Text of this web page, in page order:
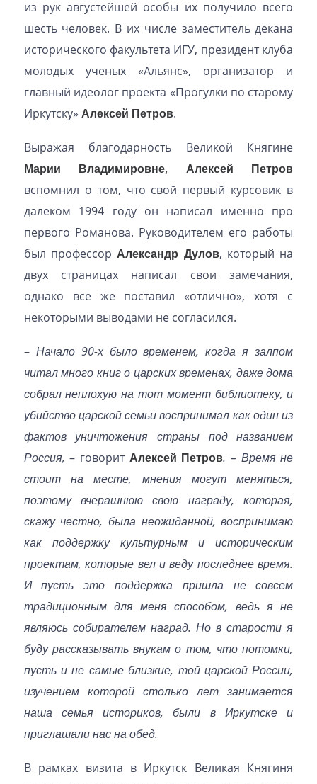
из рук августейшей особы их получило всего
шесть человек. В их числе заместитель декана
исторического факультета ИГУ, президент клуба
молодых ученых «Альянс», организатор и
главный идеолог проекта «Прогулки по старому
Иркутску» Алексей Петров.
Выражая благодарность Великой Княгине
Марии Владимировне, Алексей Петров
вспомнил о том, что свой первый курсовик в
далеком 1994 году он написал именно про
первого Романова. Руководителем его работы
был профессорАлександр Дулов, который на
двух страницах написал свои замечания,
однако все же поставил «отлично», хотя с
некоторыми выводами не согласился.
–Начало 90-х было временем, когда я залпом
читал много книг о царских временах, даже дома
собрал неплохую на тот момент библиотеку, и
убийство царской семьи воспринимал как один из
фактов уничтожения страны под названием
Россия, – говорит Алексей Петров. – Время не
стоит на месте, мнения могут меняться,
поэтому вчерашнюю свою награду, которая,
скажу честно, была неожиданной, воспринимаю
как поддержку культурным и историческим
проектам, которые вел и веду последнее время.
И пусть это поддержка пришла не совсем
традиционным для меня способом, ведь я не
являюсь собирателем наград. Но в старости я
буду рассказывать внукам о том, что потомки,
пусть и не самые близкие, той царской России,
изучением которой столько лет занимается
наша семья историков, были в Иркутске и
приглашали нас на обед.
В рамках визита в Иркутск Великая Княгиня